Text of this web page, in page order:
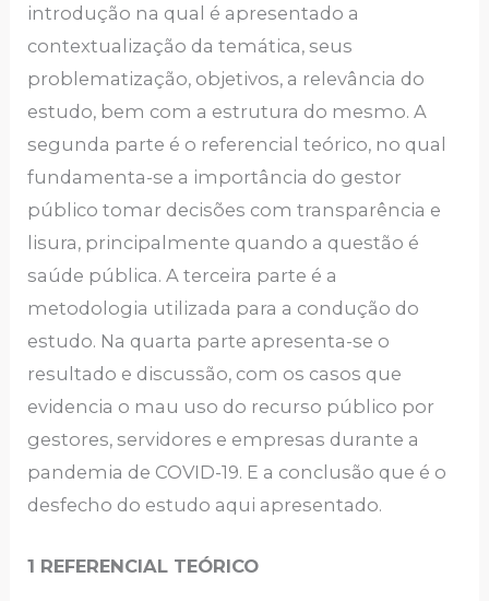
introdução na qual é apresentado a
contextualização da temática, seus
problematização, objetivos, a relevância do
estudo, bem com a estrutura do mesmo. A
segunda parte é o referencial teórico, no qual
fundamenta-se a importância do gestor
público tomar decisões com transparência e
lisura, principalmente quando a questão é
saúde pública. A terceira parte é a
metodologia utilizada para a condução do
estudo. Na quarta parte apresenta-se o
resultado e discussão, com os casos que
evidencia o mau uso do recurso público por
gestores, servidores e empresas durante a
pandemia de COVID-19. E a conclusão que é o
desfecho do estudo aqui apresentado.
1 REFERENCIAL TEÓRICO